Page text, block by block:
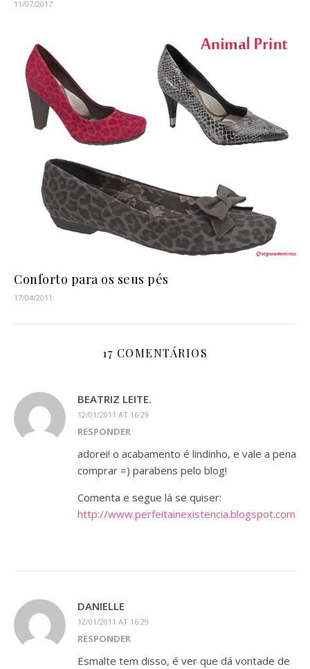
11/07/2017
Conforto para os seus pés
17/04/2011
17 COMENTÁRIOS
BEATRIZ LEITE.
12/01/2011 AT 16:29
RESPONDER
adorei! o acabamento é lindinho, e vale a pena
comprar =) parabens pelo blog!
Comenta e segue lá se quiser:
http://www.perfeitainexistencia.blogspot.com
DANIELLE
12/01/2011 AT 16:29
RESPONDER
Esmalte tem disso, é ver que dá vontade de